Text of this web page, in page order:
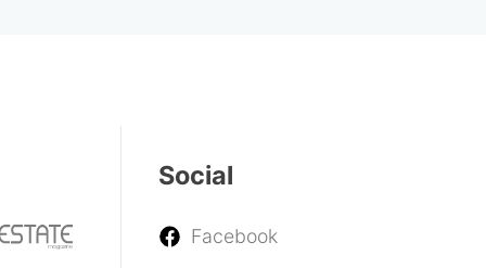
Social
Facebook